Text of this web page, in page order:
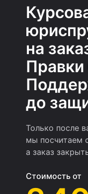
на
Правки
до
Только после
мы посчитаем
а заказ
Стоимость от